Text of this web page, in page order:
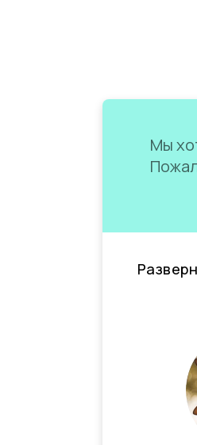
Мы